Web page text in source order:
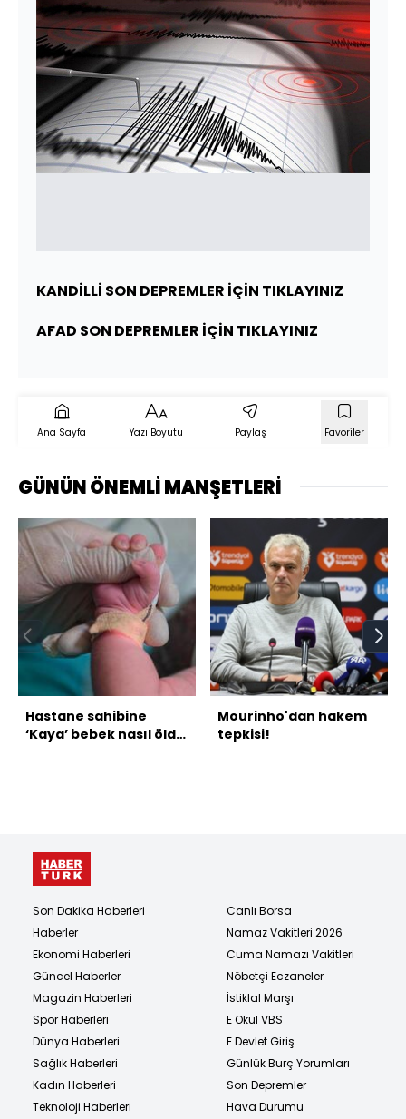
KANDİLLİ SON DEPREMLER İÇİN TIKLAYINIZ
AFAD SON DEPREMLER İÇİN TIKLAYINIZ
Ana Sayfa Yazı Boyutu Paylaş Favoriler
GÜNÜN ÖNEMLİ MANŞETLERİ
Hastane sahibine
‘Kaya’ bebek nasıl öldü
Mourinho'dan hakem
tepkisi!
Son Dakika Haberleri
Haberler
Ekonomi Haberleri
Güncel Haberler
Magazin Haberleri
Spor Haberleri
Dünya Haberleri
Sağlık Haberleri
Kadın Haberleri
Teknoloji Haberleri
Canlı Borsa
Namaz Vakitleri 2026
Cuma Namazı Vakitleri
Nöbetçi Eczaneler
İstiklal Marşı
E Okul VBS
E Devlet Giriş
Günlük Burç Yorumları
Son Depremler
Hava Durumu